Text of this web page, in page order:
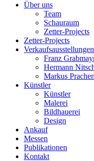
Über uns
Team
Schauraum
Zetter-Projects
Zetter-Projects
Verkaufsausstellungen
Franz
Hermann
Markus
Künstler
Künstler
Malerei
Bildhauerei
Design
Ankauf
Messen
Publikationen
Kontakt